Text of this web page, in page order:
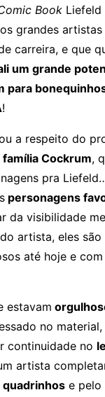
Book Liefeld
grandes artistas
carreira, e que
um grande
para
!
a respeito do
Cockrum,
pra
personagens
da visibilidade
artista, eles são
até hoje e
estavam
no material,
continuidade no
artista
quadrinhos e pelo